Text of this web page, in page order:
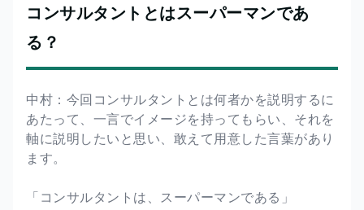
コンサルタントとはスーパーマンであ
る？
中村：今回コンサルタントとは何者かを説明するに
あたって、一言でイメージを持ってもらい、それを
軸に説明したいと思い、敢えて用意した言葉があり
ます。
「コンサルタントは、スーパーマンである」